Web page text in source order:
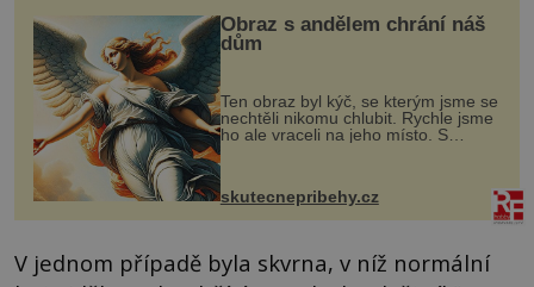
Obraz s andělem chrání náš
dům
Ten obraz byl kýč, se kterým jsme se
nechtěli nikomu chlubit. Rychle jsme
ho ale vraceli na jeho místo. S
manželem Vaškem jsme si pořídili
chaloupku, takový domek na severu
Čech, kde jsme si naplánova...
skutecnepribehy.cz
V jednom případě byla skvrna, v níž normální